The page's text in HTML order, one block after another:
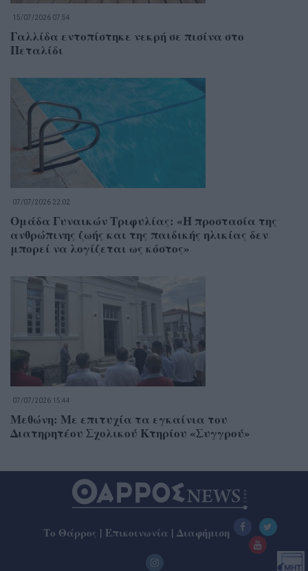
15/07/2026 07:54
Γαλλίδα εντοπίστηκε νεκρή σε πισίνα στο
Πεταλίδι
07/07/2026 22:02
Ομάδα Γυναικών Τριφυλίας: «Η προστασία της
ανθρώπινης ζωής και της παιδικής ηλικίας δεν
μπορεί να λογίζεται ως κόστος»
07/07/2026 15:44
Μεθώνη: Με επιτυχία τα εγκαίνια του
Διατηρητέου Σχολικού Κτηρίου «Συγγρού»
Το Θάρρος | Επικοινωνία | Διαφήμιση